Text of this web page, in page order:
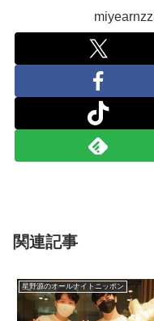
関連記事
星野源のオールナイトニッポン